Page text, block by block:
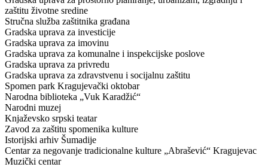
zaštitu životne sredine
Stručna služba zaštitnika građana
Gradska uprava za investicije
Gradska uprava za imovinu
Gradska uprava za komunalne i inspekcijske poslove
Gradska uprava za privredu
Gradska uprava za zdravstvenu i socijalnu zaštitu
Spomen park Kragujevački oktobar
Narodna biblioteka „Vuk Karadžić“
Narodni muzej
Knjaževsko srpski teatar
Zavod za zaštitu spomenika kulture
Istorijski arhiv Šumadije
Centar za negovanje tradicionalne kulture „Abrašević“ Kragujevac
Muzički centar